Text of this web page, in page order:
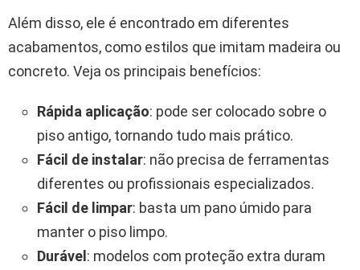
Além disso, ele é encontrado em diferentes
acabamentos, como estilos que imitam madeira ou
concreto. Veja os principais benefícios:
Rápida aplicação: pode ser colocado sobre o
piso antigo, tornando tudo mais prático.
Fácil de instalar: não precisa de ferramentas
diferentes ou profissionais especializados.
Fácil de limpar: basta um pano úmido para
manter o piso limpo.
Durável : modelos com proteção extra duram